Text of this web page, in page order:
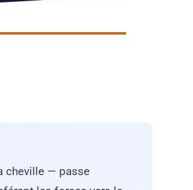
cheville — passe